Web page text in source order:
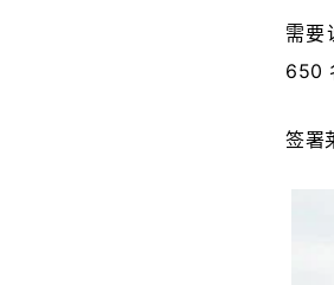
需要
650
签署